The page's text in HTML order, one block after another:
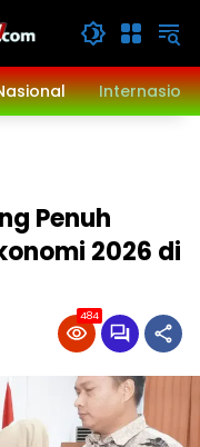
Penuh
2026 di
484